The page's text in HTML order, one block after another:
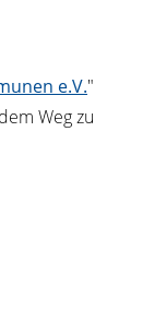
e.V."
Weg zu